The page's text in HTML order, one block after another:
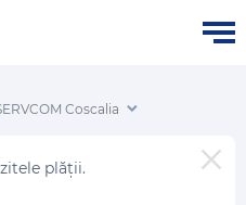
Coscalia
plății.